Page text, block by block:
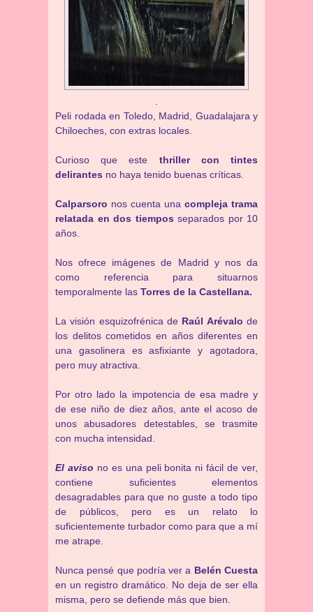
Peli rodada en Toledo, Madrid, Guadalajara y
Chiloeches, con extras locales.
Curioso que este thriller con tintes
delirantes no haya tenido buenas críticas.
Calparsoro nos cuenta una compleja trama
relatada en dos tiempos separados por 10
años.
Nos ofrece imágenes de Madrid y nos da
como referencia para situarnos
temporalmente las Torres de la Castellana.
La visión esquizofrénica de Raúl Arévalo de
los delitos cometidos en años diferentes en
una gasolinera es asfixiante y agotadora,
pero muy atractiva.
Por otro lado la impotencia de esa madre y
de ese niño de diez años, ante el acoso de
unos abusadores detestables, se trasmite
con mucha intensidad.
El aviso no es una peli bonita ni fácil de ver,
contiene suficientes elementos
desagradables para que no guste a todo tipo
de públicos, pero es un relato lo
suficientemente turbador como para que a mí
me atrape.
Nunca pensé que podría ver a Belén Cuesta
en un registro dramático. No deja de ser ella
misma, pero se defiende más que bien.